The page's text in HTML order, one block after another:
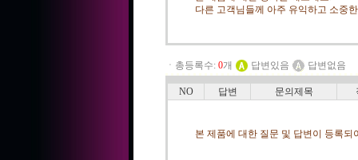
다른 고객님들께 아주 유익하고 소중
ㆍ총등록수: 0개 답변있음 답변없음
NO 답변 문의제목
본 제품에 대한 질문 및 답변이 등록되